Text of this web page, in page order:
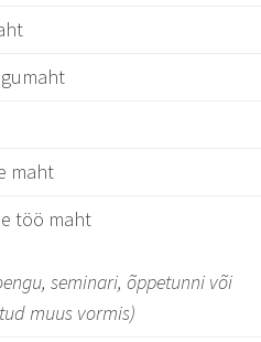
maht
töö maht
seminari,õppetunni või
muus vormis)